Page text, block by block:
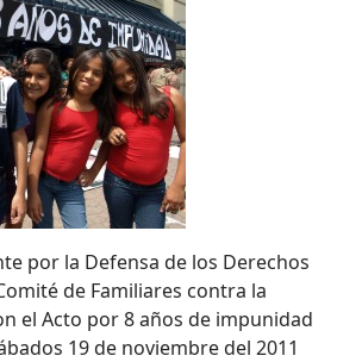
por la Defensa de los Derechos
de Familiares contra la
el Acto por 8 años de impunidad
19 de noviembre del 2011